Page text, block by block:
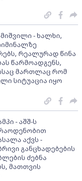
- ხალხი,
რეალურად წინა
წარმოადგენს,
მართლაც რომ
სიტუაცია იყო
- აშშ-ს
აქვს -
განცხადებების
ძებნა
მათთვის